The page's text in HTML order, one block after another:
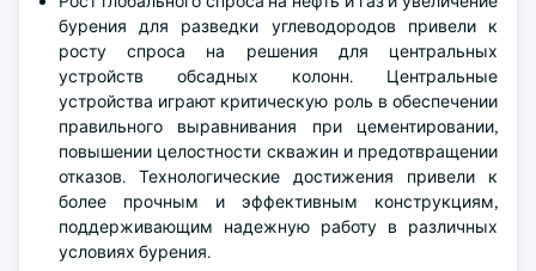
бурения для разведки углеводородов привели к
росту спроса на решения для центральных
устройств обсадных колонн. Центральные
устройства играют критическую роль в обеспечении
правильного выравнивания при цементировании,
повышении целостности скважин и предотвращении
отказов. Технологические достижения привели к
более прочным и эффективным конструкциям,
поддерживающим надежную работу в различных
условиях бурения.